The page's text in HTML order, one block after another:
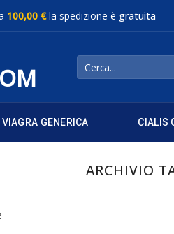
100,00 €la spedizione è gratuita
Cerca:
VIAGRA GENERICA CIALIS
ARCHIVIO